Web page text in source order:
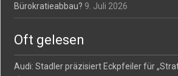
Bürokratieabbau? 9. Juli 2026
Oft gelesen
Audi: Stadler präzisiert Eckpfeiler für